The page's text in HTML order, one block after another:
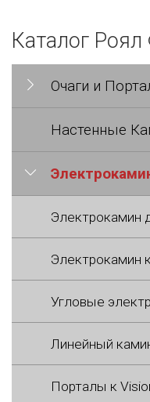
Каталог
Очаги и
Настенные
Электрокамин
Электрокамин
Угловые
Линейный
Порталы к